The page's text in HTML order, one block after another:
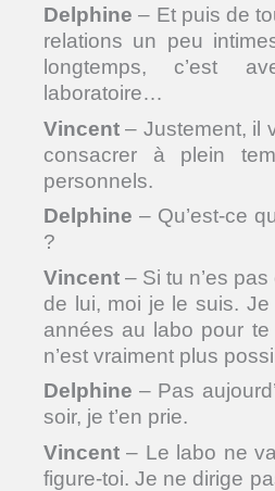
Delphine – Et puis de
relations un peu
longtemps, c’est
laboratoire…
Vincent – Justement, il
consacrer à plein
personnels.
Delphine – Qu’est-ce
?
Vincent – Si tu n’es
de lui, moi je le suis.
années au labo pour
n’est vraiment plus
Delphine – Pas
soir, je t’en prie.
Vincent – Le labo ne
figure-toi. Je ne dirige